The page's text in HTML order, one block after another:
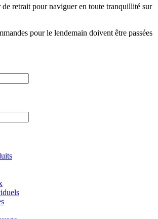
retrait pour naviguer en toute tranquillité sur
pour le lendemain doivent être passées